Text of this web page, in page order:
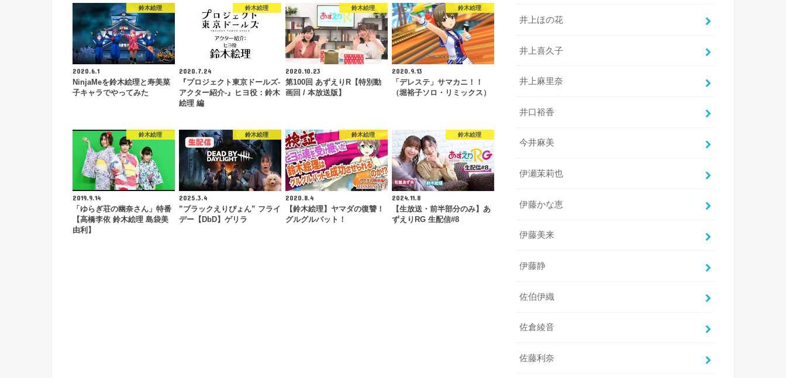
鈴木絵理
2020.6.1
NinjaMeを鈴木絵理と寿美菜
子キャラでやってみた
鈴木絵理
2020.7.24
『プロジェクト東京ドールズ-
アクター紹介-』ヒヨ役：鈴木
絵理 編
鈴木絵理
2020.10.23
第100回 あずえりR【特別動
画回 / 本放送版】
鈴木絵理
2020.9.13
「デレステ」サマカニ！！
（堀裕子ソロ・リミックス）
鈴木絵理
2019.9.14
「ゆらぎ荘の幽奈さん」特番
【高橋李依 鈴木絵理 島袋美
由利】
鈴木絵理
2025.3.4
”ブラックえりぴょん” フライ
デー【DbD】ゲリラ
鈴木絵理
2020.8.4
【鈴木絵理】ヤマダの復讐！
グルグルバット！
鈴木絵理
2024.11.8
【生放送・前半部分のみ】あ
ずえりRG 生配信#8
井上ほの花
井上喜久子
井上麻里奈
井口裕香
今井麻美
伊瀬茉莉也
伊藤かな恵
伊藤美来
伊藤静
佐伯伊織
佐倉綾音
佐藤利奈